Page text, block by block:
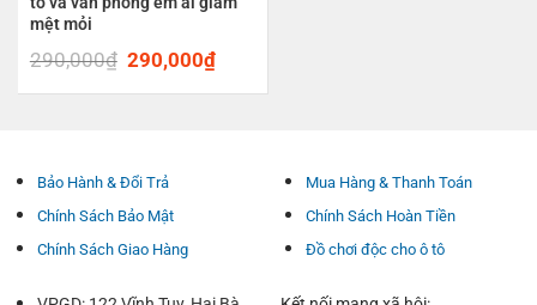
mệt mỏi
290,000₫ Original
was:
290,000₫Current
is:
Bảo Hành & Đổi Trả
Chính Sách Bảo Mật
Chính Sách Giao Hàng
Mua Hàng & Thanh Toán
Chính Sách Hoàn Tiền
Đồ chơi độc cho ô tô